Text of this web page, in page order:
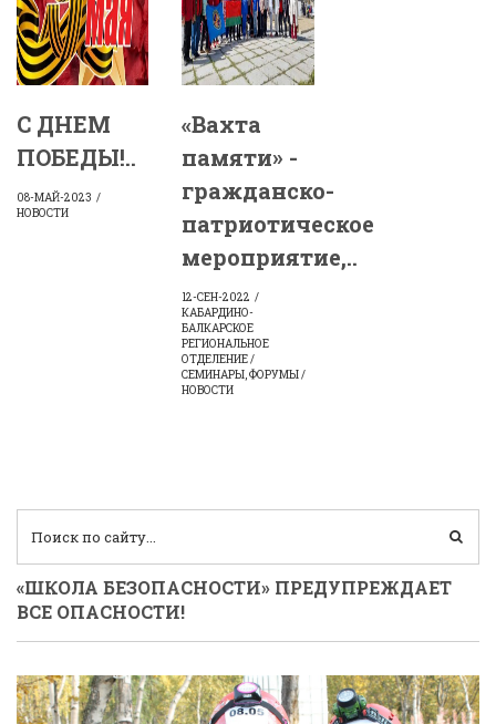
С ДНЕМ
ПОБЕДЫ!..
08-МАЙ-2023
НОВОСТИ
«Вахта
памяти» -
гражданско-
патриотическое
мероприятие,..
12-СЕН-2022
КАБАРДИНО-
БАЛКАРСКОЕ
РЕГИОНАЛЬНОЕ
ОТДЕЛЕНИЕ /
СЕМИНАРЫ, ФОРУМЫ /
НОВОСТИ
«ШКОЛА БЕЗОПАСНОСТИ» ПРЕДУПРЕЖДАЕТ
ВСЕ ОПАСНОСТИ!